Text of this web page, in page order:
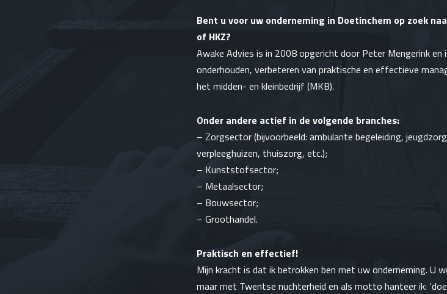
Bent u voor uw onderneming in Doetinchem op zoek
of HKZ?
Awake Advies is in 2008 opgericht door Peter Mengerink
onderhouden, verbeteren van praktische en effectieve
het midden- en kleinbedrijf (MKB).
Onder andere actief in de volgende branches:
– Zorgsector(bijvoorbeeld: ambulante begeleiding, jeugdzorg
verpleeghuizen, thuiszorg, etc.);
– Kunststofsector;
– Metaalsector;
– Bouwsector;
– Groothandel.
Praktisch en effectief!
Mijn kracht is dat ik betrokken ben met uw onderneming. U
maar met Twentse nuchterheid en als motto hanteer ik: